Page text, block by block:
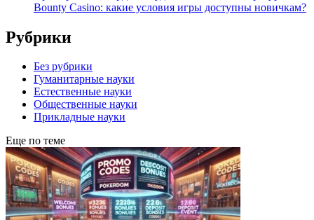
Bounty Casino: какие условия игры доступны новичкам?
Рубрики
Без рубрики
Гуманитарные науки
Естественные науки
Общественные науки
Прикладные науки
Еще по теме